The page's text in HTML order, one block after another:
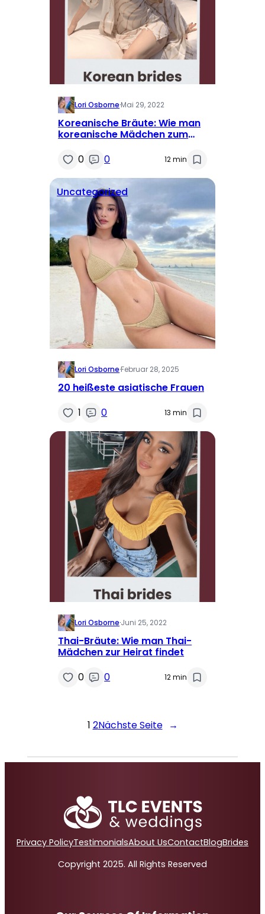
Lori Osborne·Mai 29, 2022
Koreanische Bräute: Wie man
koreanische Mädchen zum
0
0 12 min
Uncategorized
Lori Osborne·Februar 28, 2025
20 heißeste asiatische Frauen
1
0 13 min
Lori Osborne·Juni 25, 2022
Thai-Bräute: Wie man Thai-
Mädchen zur Heirat findet
0
0 12 min
1 2Nächste Seite →
Privacy PolicyTestimonialsAbout UsContactBlogBrides
Copyright 2025. All Rights Reserved